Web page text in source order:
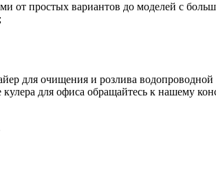
от простых вариантов до моделей с
для очищения и розлива
для офиса обращайтесь к нашему